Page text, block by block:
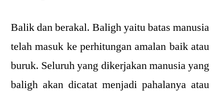
Balik dan berakal. Baligh yaitu batas manusia
telah masuk ke perhitungan amalan baik atau
buruk. Seluruh yang dikerjakan manusia yang
baligh akan dicatat menjadi pahalanya atau